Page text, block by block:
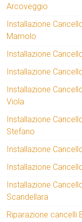
Arcoveggio
Installazione
Mamolo
Installazione
Installazione
Installazione
Viola
Installazione
Stefano
Installazione
Installazione
Installazione
Scandellara
Riparazione cancelli